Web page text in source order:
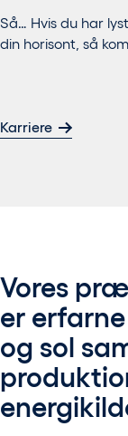
Så… Hvis du har
din horisont, så
Karriere
Vores
er
og sol